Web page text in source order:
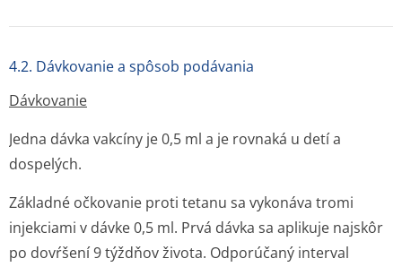
4.2. Dávkovanie a spôsob podávania
Dávkovanie
Jedna dávka vakcíny je 0,5 ml a je rovnaká u detí a
dospelých.
Základné očkovanie proti tetanu sa vykonáva tromi
injekciami v dávke 0,5 ml. Prvá dávka sa aplikuje najskôr
po dovŕšení 9 týždňov života. Odporúčaný interval